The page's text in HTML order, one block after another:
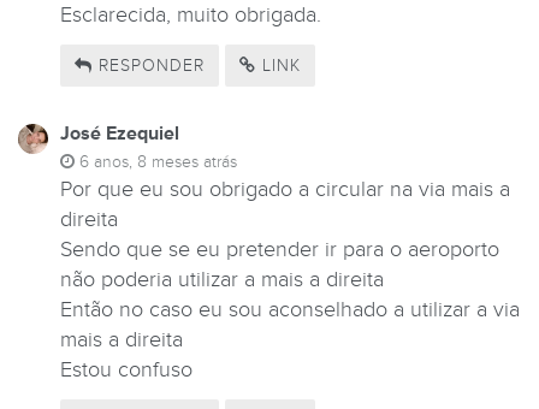
Esclarecida, muito obrigada.
RESPONDER LINK
José Ezequiel
6 anos, 8 meses atrás
Por que eu sou obrigado a circular na via mais a
direita
Sendo que se eu pretender ir para o aeroporto
não poderia utilizar a mais a direita
Então no caso eu sou aconselhado a utilizar a via
mais a direita
Estou confuso